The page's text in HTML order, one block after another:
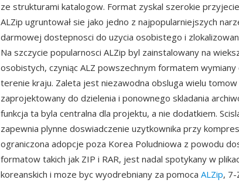
ze strukturami katalogow. Format zyskal szerokie
ALZip ugruntował sie jako jedno z najpopularniejszych
darmowej dostepnosci do uzycia osobistego i
Na szczycie popularnosci ALZip byl zainstalowany na
osobistych, czyniąc ALZ powszechnym formatem
terenie kraju. Zaleta jest niezawodna obsluga wielu
zaprojektowany do dzielenia i ponownego skladania
funkcja ta byla centralna dla projektu, a nie dodatkiem.
zapewnia plynne doswiadczenie uzytkownika przy
ograniczona adopcje poza Korea Poludniowa z powodu
formatow takich jak ZIP i RAR, jest nadal spotykany w
koreanskich i moze byc wyodrebniany za pomoca ALZip, 7-